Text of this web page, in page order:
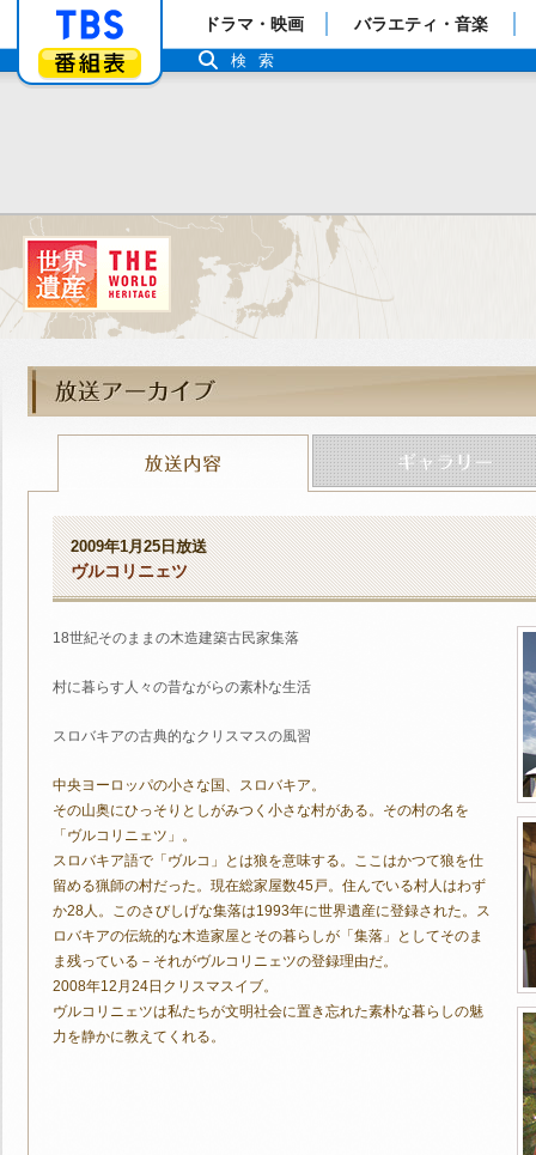
「TBSテレビ」トップページ
番組表
ドラマ・映画 バラエティ・音楽
検索
2009年1月25日放送
ヴルコリニェツ
18世紀そのままの木造建築古民家集落
村に暮らす人々の昔ながらの素朴な生活
スロバキアの古典的なクリスマスの風習
中央ヨーロッパの小さな国、スロバキア。
その山奥にひっそりとしがみつく小さな村がある。その村の名を
「ヴルコリニェツ」。
スロバキア語で「ヴルコ」とは狼を意味する。ここはかつて狼を仕
留める猟師の村だった。現在総家屋数45戸。住んでいる村人はわず
か28人。このさびしげな集落は1993年に世界遺産に登録された。ス
ロバキアの伝統的な木造家屋とその暮らしが「集落」としてそのま
ま残っている－それがヴルコリニェツの登録理由だ。
2008年12月24日クリスマスイブ。
ヴルコリニェツは私たちが文明社会に置き忘れた素朴な暮らしの魅
力を静かに教えてくれる。